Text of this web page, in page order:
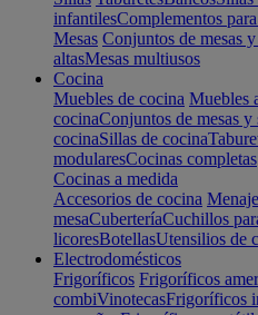
infantilesComplementos
Mesas Conjuntos de mesas
altasMesas multiusos
Cocina
Muebles de cocina Muebles
cocinaConjuntos de mesas y
cocinaSillas de cocina
modularesCocinas completas
Cocinas a medida
Accesorios de cocina Menaje
mesaCuberteríaCuchillos
licoresBotellasUtensilios de
Electrodomésticos
Frigoríficos Frigoríficos
combiVinotecasFrigoríficos